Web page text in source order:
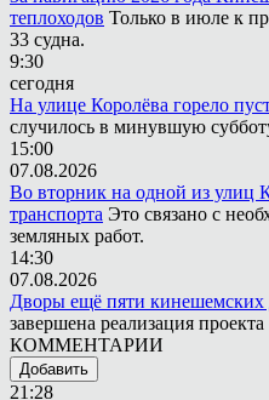
теплоходов Только в июле к
33 судна.
9:30
сегодня
На улице Королёва горело
случилось в минувшую
15:00
07.08.2026
Во вторник на одной из улиц
транспорта Это связано с
земляных работ.
14:30
07.08.2026
Дворы ещё пяти кинешемских
завершена реализация
КОММЕНТАРИИ
Добавить
21:28